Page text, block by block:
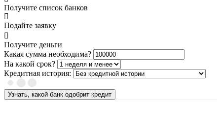
Получите список банков
Подайте заявку
Получите деньги
Какая сумма необходима?
На какой срок?
Кредитная история:
Узнать, какой банк одобрит кредит